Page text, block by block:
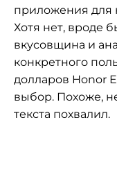
приложения для
Хотя нет, вроде
вкусовщина и
конкретного
долларов Honor
выбор. Похоже,
текста похвалил.